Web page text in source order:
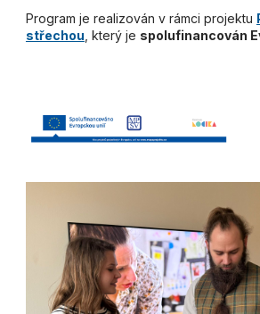
Program je realizován v rámci projektu
střechou, který je spolufinancován